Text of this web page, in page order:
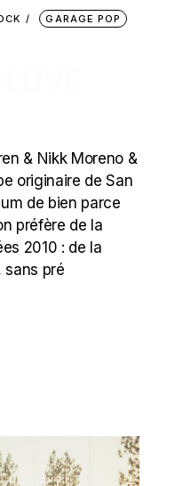
GARAGE POP
& Nikk Moreno &
originaire de San
de bien parce
préfère de la
2010 : de la
sans pré